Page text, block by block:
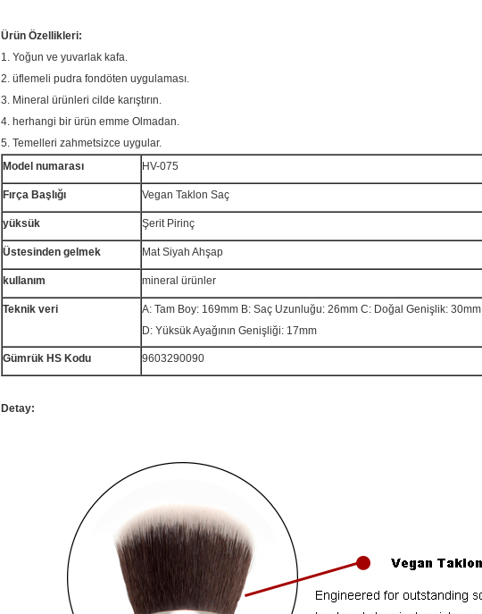
Ürün Özellikleri:
1. Yoğun ve yuvarlak kafa.
2. üflemeli pudra fondöten uygulaması.
3. Mineral ürünleri cilde karıştırın.
4. herhangi bir ürün emme Olmadan.
5. Temelleri zahmetsizce uygular.
Model numarası
HV-075
Fırça Başlığı Vegan Taklon Saç
yüksük Şerit Pirinç
Üstesinden gelmek Mat Siyah Ahşap
kullanım mineral ürünler
Teknik veri
A: Tam Boy: 169mm B: Saç Uzunluğu: 26mm C: Doğal Genişlik: 30mm
D: Yüksük Ayağının Genişliği: 17mm
Gümrük HS Kodu 9603290090
Detay: